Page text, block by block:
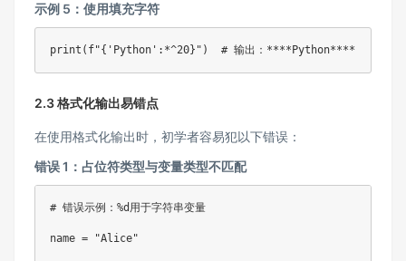
示例 5：使用填充字符
print ( f"{ 'Python' : *^20} " ) # 输出：****Python****
2.3 格式化输出易错点
在使用格式化输出时，初学者容易犯以下错误：
错误 1：占位符类型与变量类型不匹配
# 错误示例：%d用于字符串变量
name = "Alice"